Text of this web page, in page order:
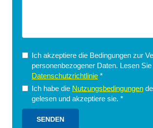
Ich akzeptiere die Bedingungen zur
personenbezogener Daten. Lesen
Datenschutzrichtlinie *
Ich habe die Nutzungsbedingungen
gelesen und akzeptiere sie. *